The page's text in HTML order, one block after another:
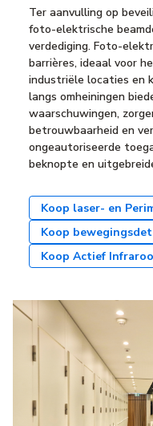
Ter aanvulling op
foto-elektrische
verdediging. Foto-
barrières, ideaal voor
industriële locaties en
langs omheiningen
waarschuwingen,
betrouwbaarheid en
ongeautoriseerde
beknopte en
Koop laser- en
Koop
Koop Actief